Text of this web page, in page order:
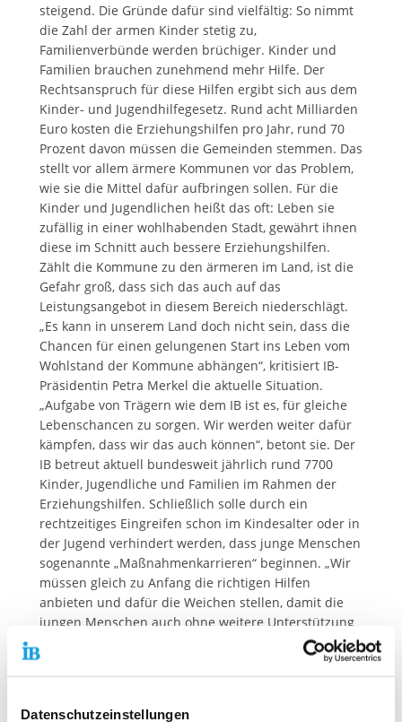
Datenschutzeinstellungen
steigend. Die Gründe dafür sind vielfältig: So nimmt
die Zahl der armen Kinder stetig zu,
Familienverbünde werden brüchiger. Kinder und
Familien brauchen zunehmend mehr Hilfe. Der
Rechtsanspruch für diese Hilfen ergibt sich aus dem
Kinder- und Jugendhilfegesetz. Rund acht Milliarden
Euro kosten die Erziehungshilfen pro Jahr, rund 70
Prozent davon müssen die Gemeinden stemmen. Das
stellt vor allem ärmere Kommunen vor das Problem,
wie sie die Mittel dafür aufbringen sollen. Für die
Kinder und Jugendlichen heißt das oft: Leben sie
zufällig in einer wohlhabenden Stadt, gewährt ihnen
diese im Schnitt auch bessere Erziehungshilfen.
Zählt die Kommune zu den ärmeren im Land, ist die
Gefahr groß, dass sich das auch auf das
Leistungsangebot in diesem Bereich niederschlägt.
„Es kann in unserem Land doch nicht sein, dass die
Chancen für einen gelungenen Start ins Leben vom
Wohlstand der Kommune abhängen“, kritisiert IB-
Präsidentin Petra Merkel die aktuelle Situation.
„Aufgabe von Trägern wie dem IB ist es, für gleiche
Lebenschancen zu sorgen. Wir werden weiter dafür
kämpfen, dass wir das auch können“, betont sie. Der
IB betreut aktuell bundesweit jährlich rund 7700
Kinder, Jugendliche und Familien im Rahmen der
Erziehungshilfen. Schließlich solle durch ein
rechtzeitiges Eingreifen schon im Kindesalter oder in
der Jugend verhindert werden, dass junge Menschen
sogenannte „Maßnahmenkarrieren“ beginnen. „Wir
müssen gleich zu Anfang die richtigen Hilfen
anbieten und dafür die Weichen stellen, damit die
jungen Menschen auch ohne weitere Unterstützung
zurechtkommen können“, so Merkel. Wenn der
vorhandene Rechtsanspruch und das Wunsch- und
Wahlrecht der Eltern auch weiter respektiert und die